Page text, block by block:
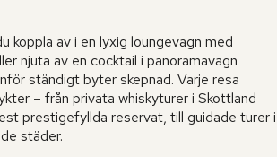
koppla av i en lyxig loungevagn med
njuta av en cocktail i panoramavagn
ständigt byter skepnad. Varje resa
– från privata whiskyturer i Skottland
prestigefyllda reservat, till guidade turer i
städer.